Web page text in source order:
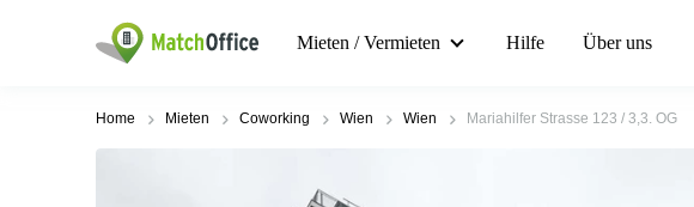
Mieten / Vermieten Hilfe Über uns
Home Mieten Coworking Wien Wien Mariahilfer Strasse 123 / 3,3. OG